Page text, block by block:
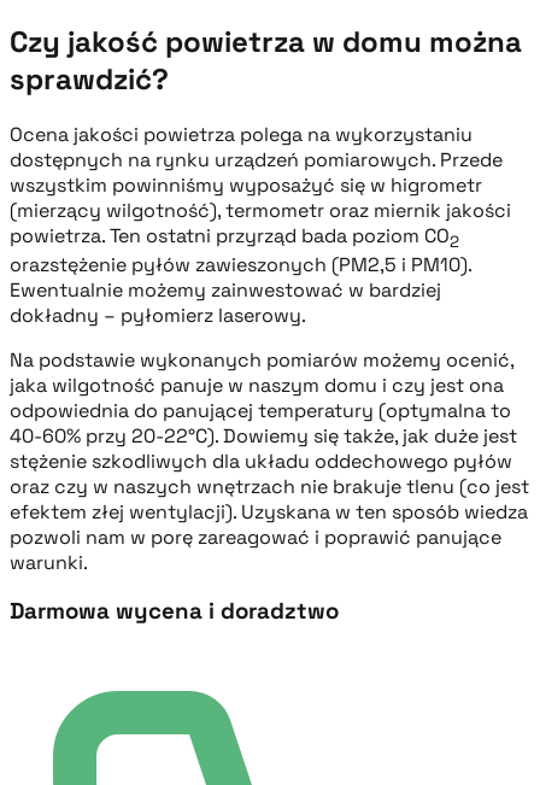
Czy jakość powietrza w domu można
sprawdzić?
Ocena jakości powietrza polega na wykorzystaniu
dostępnych na rynku urządzeń pomiarowych. Przede
wszystkim powinniśmy wyposażyć się w higrometr
(mierzący wilgotność), termometr oraz miernik jakości
powietrza. Ten ostatni przyrząd bada poziom CO2
orazstężenie pyłów zawieszonych (PM2,5 i PM10).
Ewentualnie możemy zainwestować w bardziej
dokładny – pyłomierz laserowy.
Na podstawie wykonanych pomiarów możemy ocenić,
jaka wilgotność panuje w naszym domu i czy jest ona
odpowiednia do panującej temperatury (optymalna to
40-60% przy 20-22°C). Dowiemy się także, jak duże jest
stężenie szkodliwych dla układu oddechowego pyłów
oraz czy w naszych wnętrzach nie brakuje tlenu (co jest
efektem złej wentylacji). Uzyskana w ten sposób wiedza
pozwoli nam w porę zareagować i poprawić panujące
warunki.
Darmowa wycena i doradztwo